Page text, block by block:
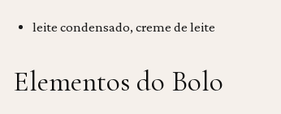
leite condensado, creme de leite
Elementos do Bolo